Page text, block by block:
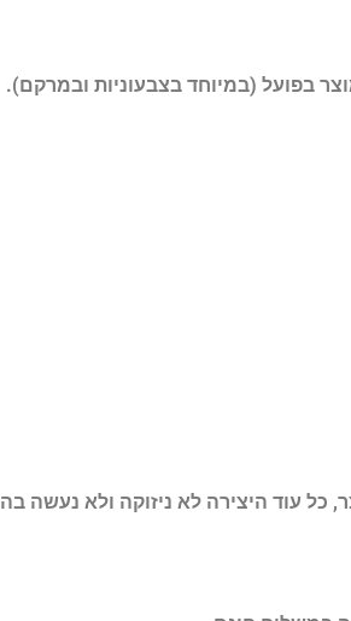
רשאית לבטל עסקה לרכישת יצירה בתוך 14 ימים מקבלת המוצר, כל עוד היצירה לא ניזוקה ולא נעשה בה